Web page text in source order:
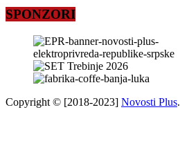
SPONZORI
Copyright © [2018-2023] Novosti Plus.